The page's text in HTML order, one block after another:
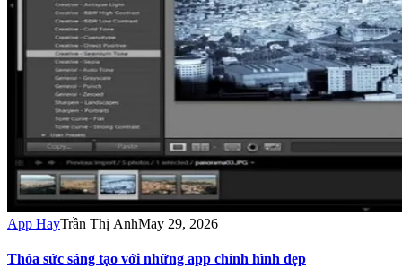
App HayTrần Thị AnhMay 29, 2026
Thỏa sức sáng tạo với những app chỉnh hình đẹp